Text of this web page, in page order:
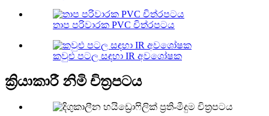
තාප පරිවාරක PVC චිත්රපටය
කවුළු පටල සඳහා IR අවශෝෂක
ක්‍රියාකාරී නිමි චිත්‍රපටය